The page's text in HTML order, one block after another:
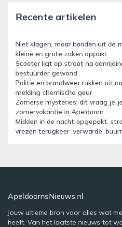
Recente artikelen
Niet klagen, maar handen uit de
kleine en grote zaken oppakt
Scooter ligt op straat na
bestuurder gewond
Politie en brandweer rukken uit
melding chemische geur
Zomerse mysteries: dit vraag je
zomervakantie in Apeldoorn
Midden in de nacht opgepakt,
vrezen terugkeer ‘verwarde’
ApeldoornsNieuws.nl
Jouw ultieme bron voor alles wat
heeft. Van het laatste nieuws tot